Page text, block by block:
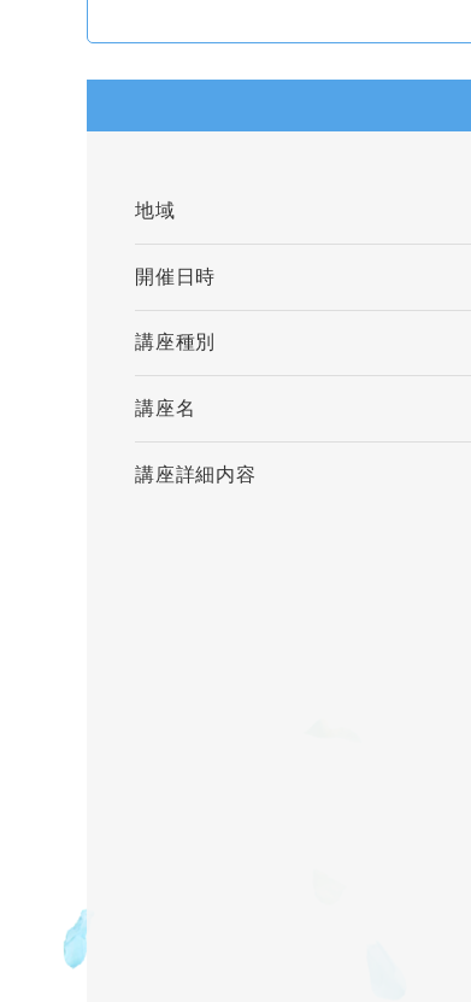
地域
開催日時
講座種別
講座名
講座詳細内容